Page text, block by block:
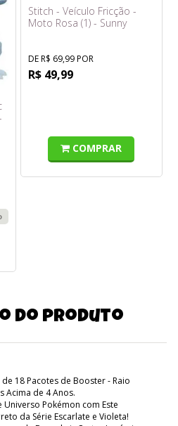
Stitch - Veículo Fricção -
Moto Rosa (1) - Sunny
DE R$ 69,99 POR
R$ 49,99
COMPRAR
do produto
18 Pacotes de Booster - Raio
Acima de 4 Anos.
Pokémon com Este
da Série Escarlate e Violeta!